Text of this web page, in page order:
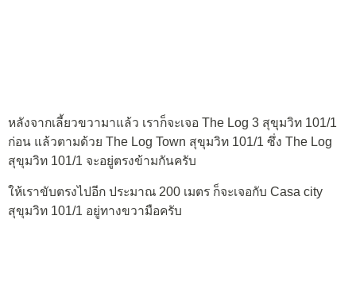
หลังจากเลี้ยวขวามาแล้ว เราก็จะเจอ The Log 3 สุขุมวิท 101/1
ก่อน แล้วตามด้วย The Log Town สุขุมวิท 101/1 ซึ่ง The Log
สุขุมวิท 101/1 จะอยู่ตรงข้ามกันครับ
ให้เราขับตรงไปอีก ประมาณ 200 เมตร ก็จะเจอกับ Casa city
สุขุมวิท 101/1 อยู่ทางขวามือครับ